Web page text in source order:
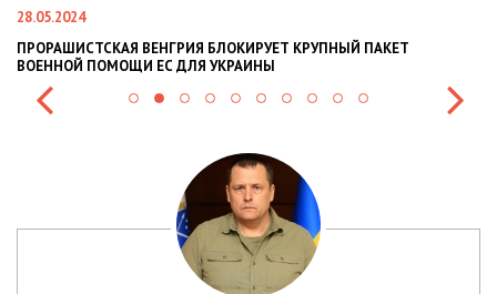
БЛОКИРУЕТ КРУПНЫЙ ПАКЕТ
УКРАИНЫ
НАЦПОЛІЦІЯ ЛЯКАЄ